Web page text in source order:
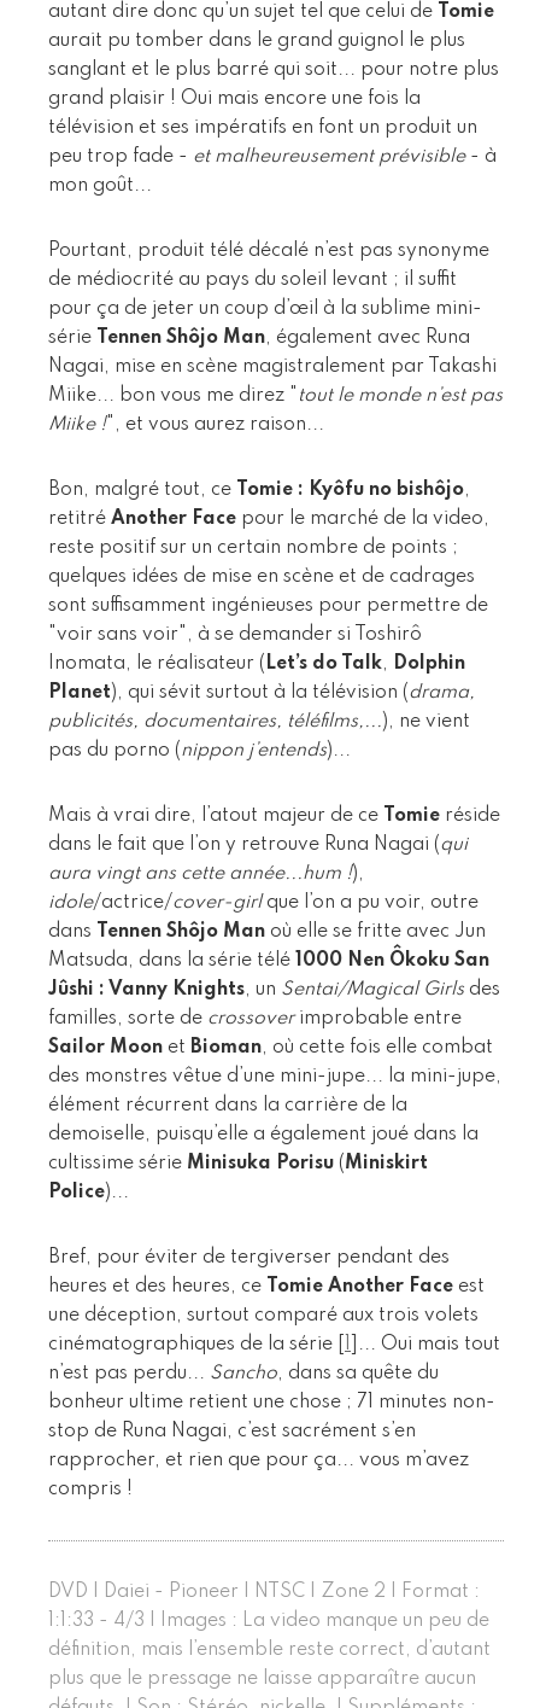
autant dire donc qu’un sujet tel que celui de
Tomie
aurait pu tomber dans le grand guignol le plus
sanglant et le plus barré qui soit... pour notre plus
grand plaisir ! Oui mais encore une fois la
télévision et ses impératifs en font un produit un
peu trop fade - et malheureusement prévisible- à
mon goût...
Pourtant, produit télé décalé n’est pas synonyme
de médiocrité au pays du soleil levant ; il suffit
pour ça de jeter un coup d’œil à la sublime mini-
série
Tennen Shôjo Man, également avec Runa
Nagai, mise en scène magistralement par Takashi
Miike... bon vous me direz "
tout le monde n’est pas
Miike !", et vous aurez raison...
Bon, malgré tout, ce Tomie : Kyôfu no bishôjo,
retitré Another Face pour le marché de la video,
reste positif sur un certain nombre de points ;
quelques idées de mise en scène et de cadrages
sont suffisamment ingénieuses pour permettre de
"voir sans voir", à se demander si Toshirô
Inomata, le réalisateur ( Let’s do Talk,
Dolphin
Planet), qui sévit surtout à la télévision (drama,
publicités, documentaires, téléfilms,...), ne vient
pas du porno (nippon j’entends)...
Mais à vrai dire, l’atout majeur de ce Tomie réside
dans le fait que l’on y retrouve Runa Nagai (qui
aura vingt ans cette année...hum !),
idole/actrice/cover-girlque l’on a pu voir, outre
dans
Tennen Shôjo Man où elle se fritte avec Jun
Matsuda, dans la série télé 1000 Nen Ôkoku San
Jûshi : Vanny Knights, un Sentai/Magical Girls des
familles, sorte de crossoverimprobable entre
Sailor Moon et Bioman, où cette fois elle combat
des monstres vêtue d’une mini-jupe... la mini-jupe,
élément récurrent dans la carrière de la
demoiselle, puisqu’elle a également joué dans la
cultissime série Minisuka Porisu (Miniskirt
Police)...
Bref, pour éviter de tergiverser pendant des
heures et des heures, ce
Tomie Another Face est
une déception, surtout comparé aux trois volets
cinématographiques de la série
... Oui mais tout
n’est pas perdu... Sancho, dans sa quête du
bonheur ultime retient une chose ; 71 minutes non-
stop de Runa Nagai, c’est sacrément s’en
rapprocher, et rien que pour ça... vous m’avez
compris !
DVD | Daiei - Pioneer | NTSC | Zone 2 | Format :
1:1:33 - 4/3 | Images : La video manque un peu de
définition, mais l’ensemble reste correct, d’autant
plus que le pressage ne laisse apparaître aucun